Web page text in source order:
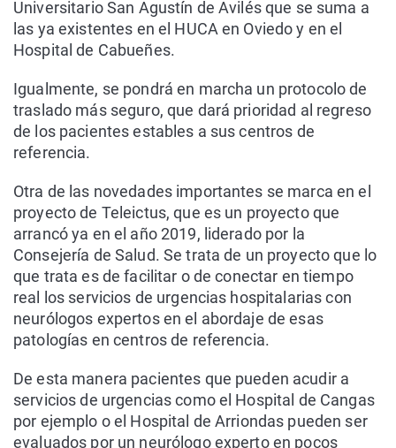
Universitario San Agustín de Avilés que se suma a
las ya existentes en el HUCA en Oviedo y en el
Hospital de Cabueñes.
Igualmente, se pondrá en marcha un protocolo de
traslado más seguro, que dará prioridad al regreso
de los pacientes estables a sus centros de
referencia.
Otra de las novedades importantes se marca en el
proyecto de Teleictus, que es un proyecto que
arrancó ya en el año 2019, liderado por la
Consejería de Salud. Se trata de un proyecto que lo
que trata es de facilitar o de conectar en tiempo
real los servicios de urgencias hospitalarias con
neurólogos expertos en el abordaje de esas
patologías en centros de referencia.
De esta manera pacientes que pueden acudir a
servicios de urgencias como el Hospital de Cangas
por ejemplo o el Hospital de Arriondas pueden ser
evaluados por un neurólogo experto en pocos